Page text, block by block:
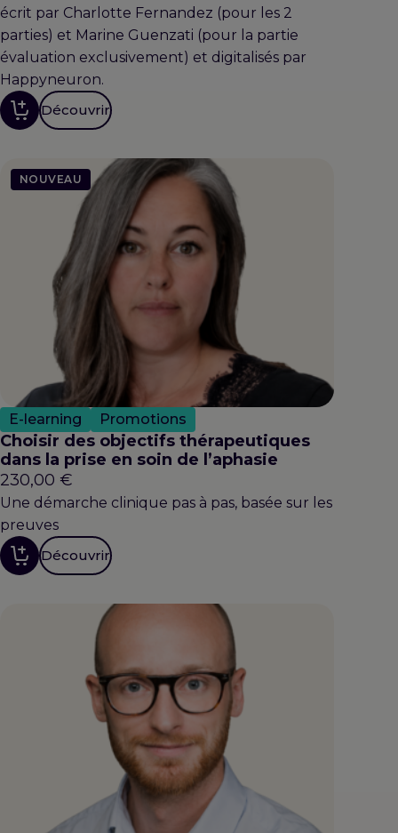
initial
était :
620,00 €.
actuel
est :
496,00 €.
écrit par Charlotte Fernandez (pour les 2
parties) et Marine Guenzati (pour la partie
évaluation exclusivement) et digitalisés par
Happyneuron.
Découvrir
NOUVEAU
E-learning Promotions
Choisir des objectifs thérapeutiques
dans la prise en soin de l’aphasie
230,00 €
Une démarche clinique pas à pas, basée sur les
preuves
Découvrir